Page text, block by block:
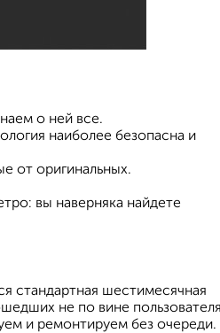
о ней все.
наиболее безопасна и
от оригинальных.
вы наверняка найдете
стандартная шестимесячная
не по вине пользователя
и ремонтируем без очереди.